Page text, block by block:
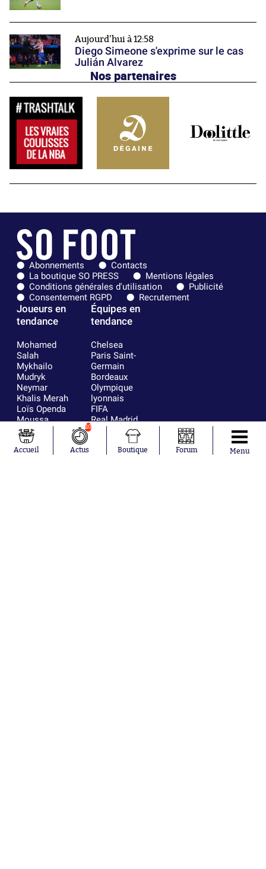
Aujourd'hui à 12:58
Diego Simeone s'exprime sur le cas
Julián Alvarez
Nos partenaires
Abonnements
Contacts
La boutique SO PRESS
Mentions légales
Conditions générales d'utilisation
Publicité
Consentement RGPD
Recrutement
Joueurs en
tendance
Mohamed
Salah
Mykhailo
Mudryk
Neymar
Khalis Merah
Loïs Openda
Moussa
Niakhaté
Nicolás
Tagliafico
Équipes en
tendance
Chelsea
Paris Saint-
Germain
Bordeaux
Olympique
lyonnais
FIFA
Real Madrid
RC Strasbourg
Accueil
10
Actus Boutique Forum Menu